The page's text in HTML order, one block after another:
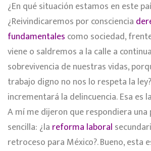
¿En qué situación estamos en este
¿Reivindicaremos por consciencia
fundamentales como sociedad,
viene o saldremos a la calle a
sobrevivencia de nuestras vidas,
trabajo digno no nos lo respeta la
incrementará la delincuencia. Esa es
A mí me dijeron que respondiera
sencilla: ¿la reforma laboral
retroceso para México?. Bueno, esta